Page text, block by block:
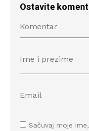
Ostavite
Sačuvaj moje